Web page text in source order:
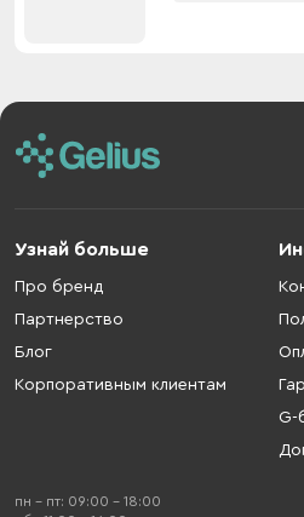
Узнай больше
Про бренд
Партнерство
Блог
Корпоративным клиентам
G-
пн - пт: 09:00 - 18:00